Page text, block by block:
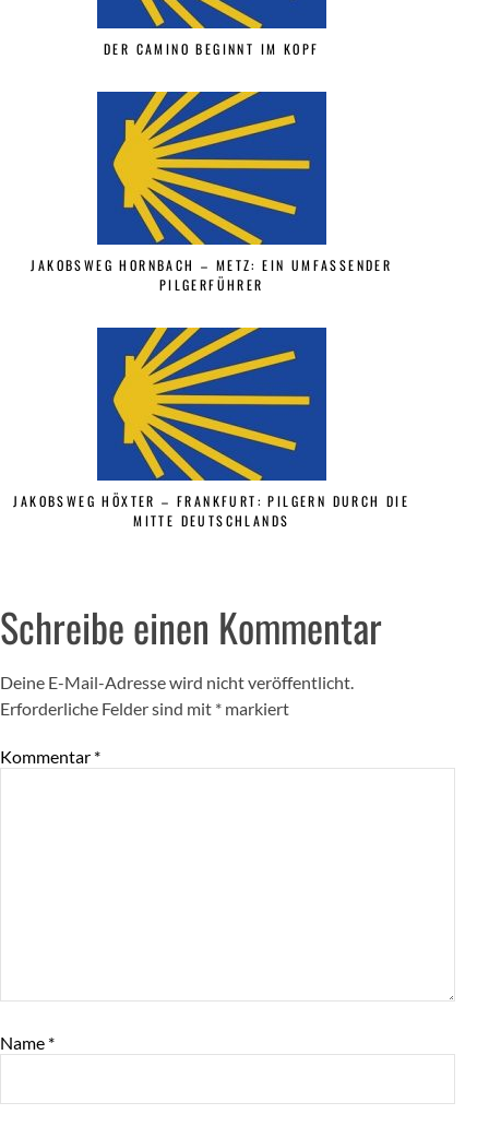
DER CAMINO BEGINNT IM KOPF
JAKOBSWEG HORNBACH – METZ: EIN UMFASSENDER
PILGERFÜHRER
JAKOBSWEG HÖXTER – FRANKFURT: PILGERN DURCH DIE
MITTE DEUTSCHLANDS
Schreibe einen Kommentar
Deine E-Mail-Adresse wird nicht veröffentlicht.
Erforderliche Felder sind mit * markiert
Kommentar *
Name *